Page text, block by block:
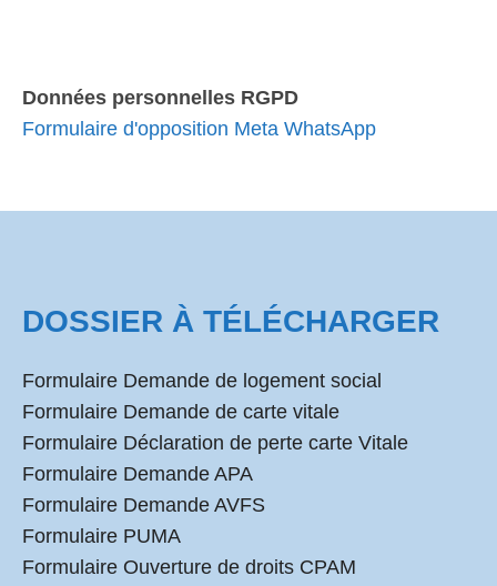
Données personnelles RGPD
Formulaire d'opposition Meta WhatsApp
DOSSIER À TÉLÉCHARGER
Formulaire Demande de logement social
Formulaire Demande de carte vitale
Formulaire Déclaration de perte carte Vitale
Formulaire Demande APA
Formulaire Demande AVFS
Formulaire PUMA
Formulaire Ouverture de droits CPAM